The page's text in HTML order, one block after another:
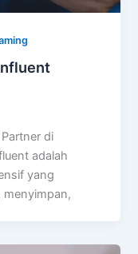
di
adalah
yang
menyimpan,